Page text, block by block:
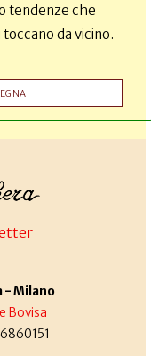
tendenze che
da vicino.
- Milano
Bovisa